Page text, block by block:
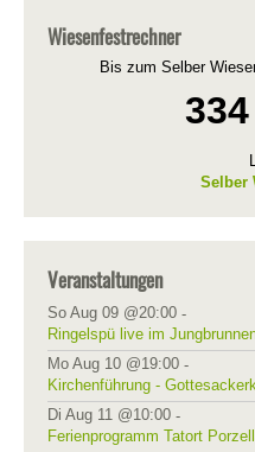
Wiesenfestrechner
Bis zum Selber
Selber
Veranstaltungen
So Aug 09 @20:00 -
Ringelspü live im
Mo Aug 10 @19:00 -
Kirchenführung -
Di Aug 11 @10:00 -
Ferienprogramm Tatort